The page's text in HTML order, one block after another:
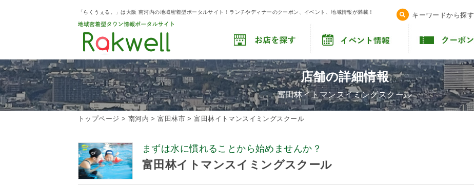
「らくうぇる。」は大阪 南河内の地域密着型ポータルサイト！ランチやディナーのクーポン、イベント、地域情報が満載！ キーワードから探す
店舗の詳細情報
富田林イトマンスイミングスクール
トップページ > 南河内 >富田林市 >富田林イトマンスイミングスクール
まずは水に慣れることから始めませんか？
富田林イトマンスイミングスクール